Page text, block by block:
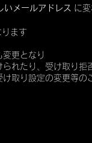
いメールアドレス に変
ます
更となり
れたり、受け取り拒
取り設定の変更等の